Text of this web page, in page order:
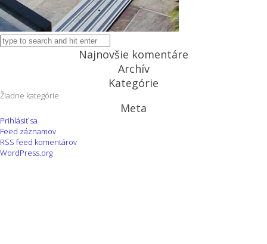
Najnovšie komentáre
Archív
Kategórie
Žiadne kategórie
Meta
Prihlásiť sa
Feed záznamov
RSS feed komentárov
WordPress.org